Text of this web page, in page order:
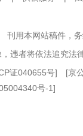
刊用本网站稿件，
违者将依法追究法
证040655号] [京
号-1]